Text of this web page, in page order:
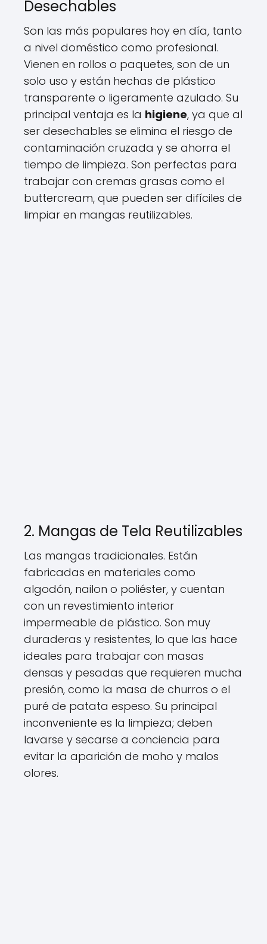
Desechables
Son las más populares hoy en día, tanto
a nivel doméstico como profesional.
Vienen en rollos o paquetes, son de un
solo uso y están hechas de plástico
transparente o ligeramente azulado. Su
principal ventaja es la higiene, ya que al
ser desechables se elimina el riesgo de
contaminación cruzada y se ahorra el
tiempo de limpieza. Son perfectas para
trabajar con cremas grasas como el
buttercream, que pueden ser difíciles de
limpiar en mangas reutilizables.
2. Mangas de Tela Reutilizables
Las mangas tradicionales. Están
fabricadas en materiales como
algodón, nailon o poliéster, y cuentan
con un revestimiento interior
impermeable de plástico. Son muy
duraderas y resistentes, lo que las hace
ideales para trabajar con masas
densas y pesadas que requieren mucha
presión, como la masa de churros o el
puré de patata espeso. Su principal
inconveniente es la limpieza; deben
lavarse y secarse a conciencia para
evitar la aparición de moho y malos
olores.